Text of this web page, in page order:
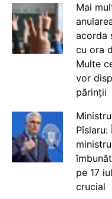
Mai
acorda
cu ora
Multe
vor
părinții
pe 17
crucial